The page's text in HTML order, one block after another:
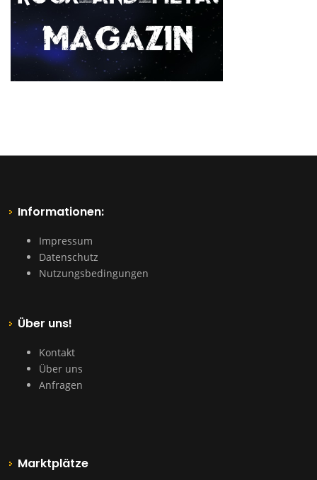
Informationen:
Impressum
Datenschutz
Nutzungsbedingungen
Über uns!
Kontakt
Über uns
Anfragen
Marktplätze